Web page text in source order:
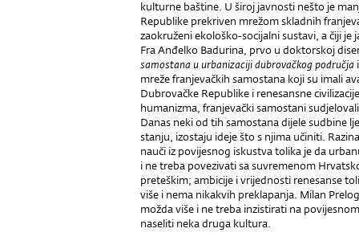
kulturne baštine. U široj javnosti nešto je
Republike prekriven mrežom skladnih
zaokruženi ekološko-socijalni sustavi, a čiji
Fra Anđelko Badurina, prvo u doktorskoj
samostana u urbanizaciji dubrovačkog područja
mreže franjevačkih samostana koji su imali
Dubrovačke Republike i renesansne
humanizma, franjevački samostani
Danas neki od tih samostana dijele sudbine
stanju, izostaju ideje što s njima učiniti.
nauči iz povijesnog iskustva tolika je da
i ne treba povezivati sa suvremenom
preteškim; ambicije i vrijednosti renesanse
više i nema nikakvih preklapanja. Milan
možda više i ne treba inzistirati na
naseliti neka druga kultura.